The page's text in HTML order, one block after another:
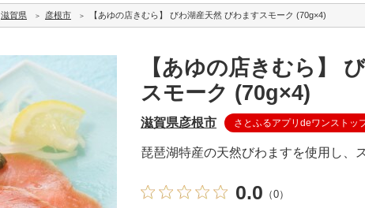
滋賀県 彦根市 【あゆの店きむら】 びわ湖産天然 びわますスモーク (70g×4)
【あゆの店きむら】
スモーク (70g×4)
滋賀県彦根市 さとふるアプリdeワンストッ
琵琶湖特産の天然びわますを使用し、
0.0 （0）